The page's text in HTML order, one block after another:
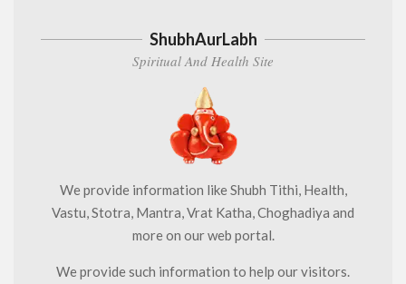
ShubhAurLabh
Spiritual And Health Site
We provide information like Shubh Tithi, Health,
Vastu, Stotra, Mantra, Vrat Katha, Choghadiya and
more on our web portal.
We provide such information to help our visitors.